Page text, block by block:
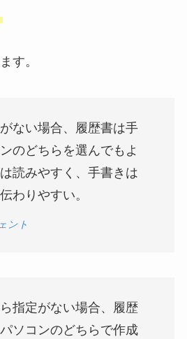
す。
ない場合、履歴書は手
のどちらを選んでもよ
読みやすく、手書きは
わりやすい。
ント
指定がない場合、履歴
ソコンのどちらで作成